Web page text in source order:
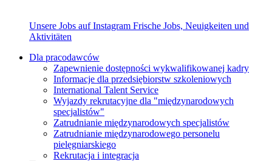
Unsere Jobs auf Instagram Frische Jobs, Neuigkeiten und
Aktivitäten
Dla pracodawców
Zapewnienie dostępności wykwalifikowanej kadry
Informacje dla przedsiębiorstw szkoleniowych
International Talent Service
Wyjazdy rekrutacyjne dla "międzynarodowych
specjalistów"
Zatrudnianie międzynarodowych specjalistów
Zatrudnianie międzynarodowego personelu
pielęgniarskiego
Rekrutacja i integracja